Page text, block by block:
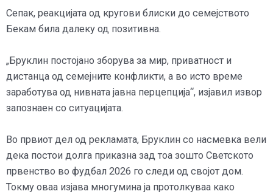
Сепак, реакцијата од кругови блиски до семејството
Бекам била далеку од позитивна.
„Бруклин постојано зборува за мир, приватност и
дистанца од семејните конфликти, а во исто време
заработува од нивната јавна перцепција“, изјавил извор
запознаен со ситуацијата.
Во првиот дел од рекламата, Бруклин со насмевка вели
дека постои долга приказна зад тоа зошто Светското
првенство во фудбал 2026 го следи од својот дом.
Токму оваа изјава многумина ја протолкуваа како